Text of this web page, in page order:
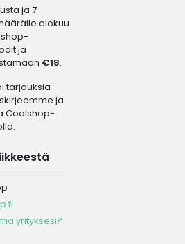
ja 7
elokuu
ja
€18.
tarjouksia
ja
Coolshop-
yrityksesi?